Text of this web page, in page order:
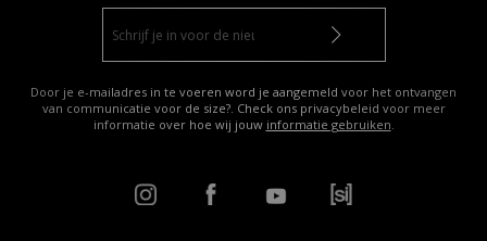
Door je e-mailadres in te voeren word je aangemeld voor het ontvangen
van communicatie voor de size?. Check ons privacybeleid voor meer
informatie over hoe wij jouw informatie gebruiken.